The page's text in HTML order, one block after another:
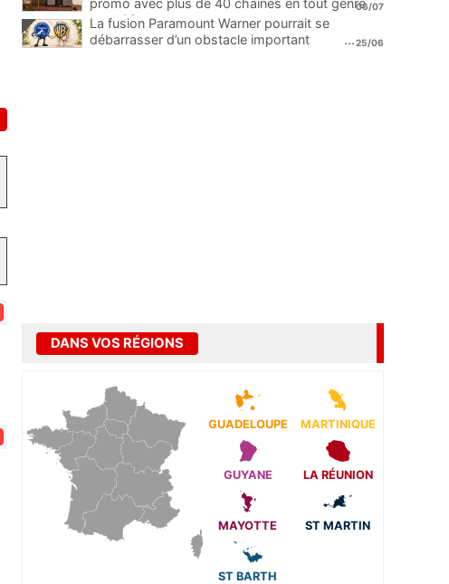
promo avec plus de 40 chaînes en tout genre
pour 1€
06/07
La fusion Paramount Warner pourrait se
débarrasser d’un obstacle important
...25/06
DANS VOS RÉGIONS
GUADELOUPE MARTINIQUE
GUYANE LA RÉUNION
MAYOTTE ST MARTIN
ST BARTH